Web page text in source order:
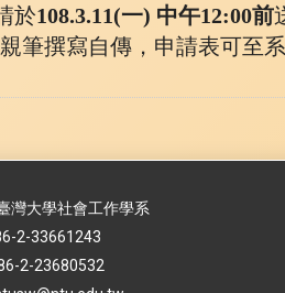
於108.3.11(一) 中午12:00前
筆撰寫自傳，申請表可至
灣大學社會工作學系
2-33661243
2-23680532